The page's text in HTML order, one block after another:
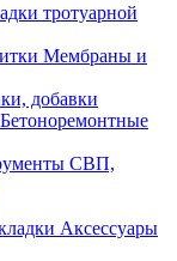
тротуарной
Мембраны и
добавки
Бетоноремонтные
СВП,
Аксессуары